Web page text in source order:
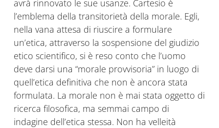
avrà rinnovato le sue usanze. Cartesio è
l’emblema della transitorietà della morale. Egli,
nella vana attesa di riuscire a formulare
un’etica, attraverso la sospensione del giudizio
etico scientifico, si è reso conto che l’uomo
deve darsi una “morale provvisoria” in luogo di
quell’etica definitiva che non è ancora stata
formulata. La morale non è mai stata oggetto di
ricerca filosofica, ma semmai campo di
indagine dell’etica stessa. Non ha velleità